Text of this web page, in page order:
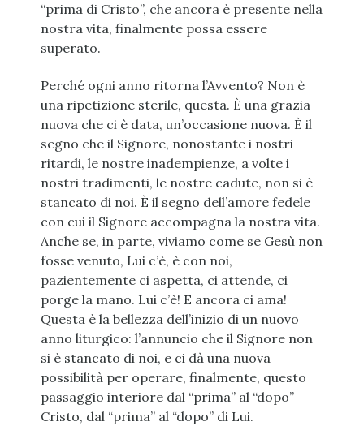
“prima di Cristo”, che ancora è presente nella
nostra vita, finalmente possa essere
superato.
Perché ogni anno ritorna l’Avvento? Non è
una ripetizione sterile, questa. È una grazia
nuova che ci è data, un’occasione nuova. È il
segno che il Signore, nonostante i nostri
ritardi, le nostre inadempienze, a volte i
nostri tradimenti, le nostre cadute, non si è
stancato di noi. È il segno dell’amore fedele
con cui il Signore accompagna la nostra vita.
Anche se, in parte, viviamo come se Gesù non
fosse venuto, Lui c’è, è con noi,
pazientemente ci aspetta, ci attende, ci
porge la mano. Lui c’è! E ancora ci ama!
Questa è la bellezza dell’inizio di un nuovo
anno liturgico: l’annuncio che il Signore non
si è stancato di noi, e ci dà una nuova
possibilità per operare, finalmente, questo
passaggio interiore dal “prima” al “dopo”
Cristo, dal “prima” al “dopo” di Lui.